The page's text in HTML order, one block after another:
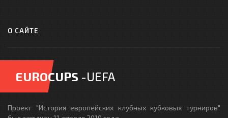
О САЙТЕ
EUROCUPS -UEFA
Проект "История европейских клубных кубковых турниров"